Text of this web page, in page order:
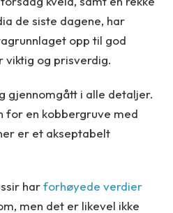
de siste dagene, har
opp til god
viktig og prisverdig.
gjennomgått i alle detaljer.
for en kobbergruve med
er et akseptabelt
harforhøyede verdier
men det er likevel ikke